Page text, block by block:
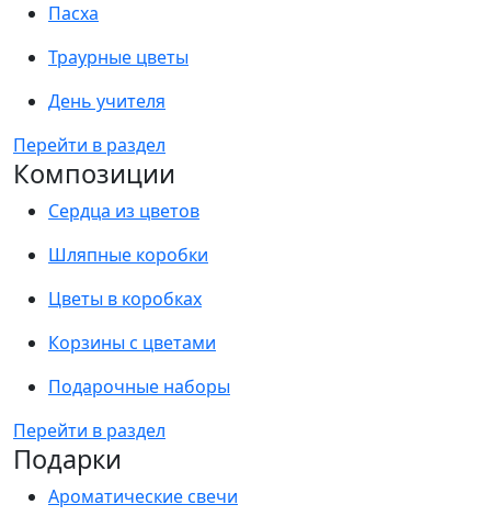
Пасха
Траурные цветы
День учителя
Перейти в раздел
Композиции
Сердца из цветов
Шляпные коробки
Цветы в коробках
Корзины с цветами
Подарочные наборы
Перейти в раздел
Подарки
Ароматические свечи